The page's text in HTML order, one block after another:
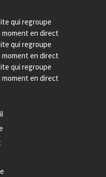
qui regroupe
en direct
qui regroupe
en direct
qui regroupe
en direct